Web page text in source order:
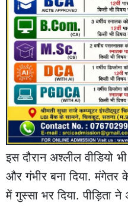
इस दौरान अश्लील वीडियो
और गंभीर बना दिया. मंगेतर
में गुस्सा भर दिया. पीड़िता